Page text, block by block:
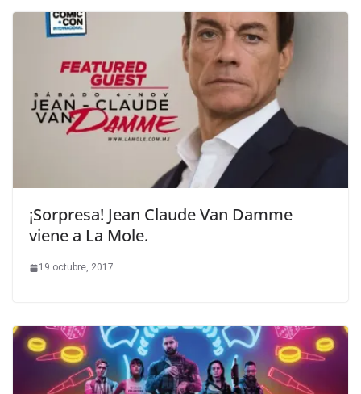
¡Sorpresa! Jean Claude Van Damme
viene a La Mole.
19 octubre, 2017